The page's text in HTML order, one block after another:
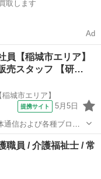
取します
Ad
員【稲城市エリア】
売スタッフ 【研…
城市エリア】
提携サイト 5月5日
通信および各種ブロー
務内
プラン変更の事務手続
職員 / 介護福祉士 / 常